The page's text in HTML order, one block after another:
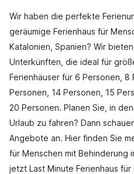
Wir haben die perfekte
geräumige Ferienhaus für
Katalonien, Spanien? Wir
Unterkünften, die ideal für
Ferienhäuser für 6 Personen, 8
Personen, 14 Personen, 15
20 Personen. Planen Sie, in
Urlaub zu fahren? Dann
Angebote an. Hier finden Sie
für Menschen mit Behinderung
jetzt Last Minute Ferienhaus